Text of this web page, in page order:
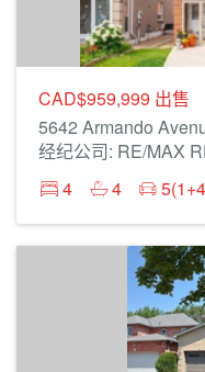
CAD$959,999 出售
5642 Armando
经纪公司: RE/MAX
4
4